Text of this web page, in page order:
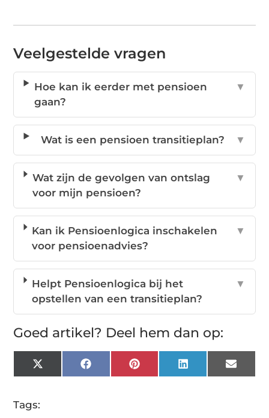
Veelgestelde vragen
Hoe kan ik eerder met pensioen
gaan?
▼
Wat is een pensioen transitieplan? ▼
Wat zijn de gevolgen van ontslag
voor mijn pensioen?
▼
Kan ik Pensioenlogica inschakelen
voor pensioenadvies?
▼
Helpt Pensioenlogica bij het
opstellen van een transitieplan?
▼
Goed artikel? Deel hem dan op:
X
(Twitter)
FacebookPinterestLinkedInEmail
Tags: